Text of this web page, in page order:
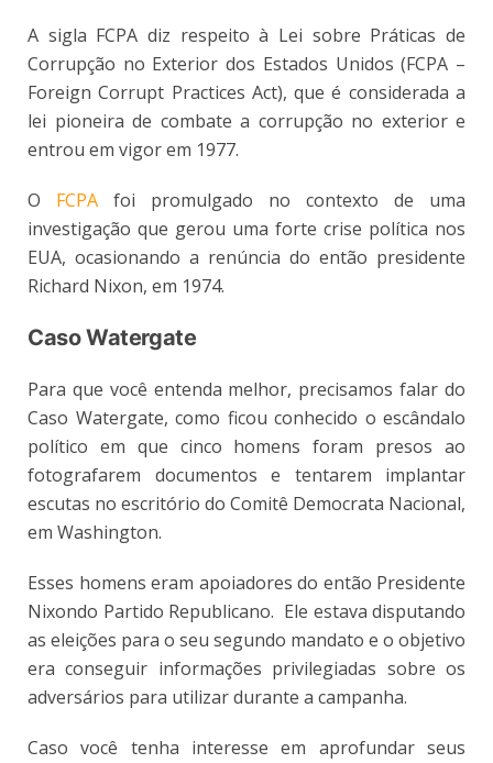
A sigla FCPA diz respeito à Lei sobre Práticas de
Corrupção no Exterior dos Estados Unidos (FCPA –
Foreign Corrupt Practices Act), que é considerada a
lei pioneira de combate a corrupção no exterior e
entrou em vigor em 1977.
O FCPA foi promulgado no contexto de uma
investigação que gerou uma forte crise política nos
EUA, ocasionando a renúncia do então presidente
Richard Nixon, em 1974.
Caso Watergate
Para que você entenda melhor, precisamos falar do
Caso Watergate, como ficou conhecido o escândalo
político em que cinco homens foram presos ao
fotografarem documentos e tentarem implantar
escutas no escritório do Comitê Democrata Nacional,
em Washington.
Esses homens eram apoiadores do então Presidente
Nixondo Partido Republicano. Ele estava disputando
as eleições para o seu segundo mandato e o objetivo
era conseguir informações privilegiadas sobre os
adversários para utilizar durante a campanha.
Caso você tenha interesse em aprofundar seus